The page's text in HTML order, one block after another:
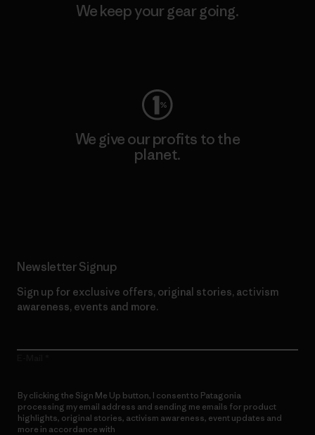
We keep your gear going.
We give our profits to the
planet.
Newsletter Signup
Sign up for exclusive offers, original stories, activism
awareness, events and more.
By clicking the Sign Me Up button, I consent to Patagonia
processing my email address and sending me emails for product
highlights, original stories, activism awareness, event updates and
more in accordance with